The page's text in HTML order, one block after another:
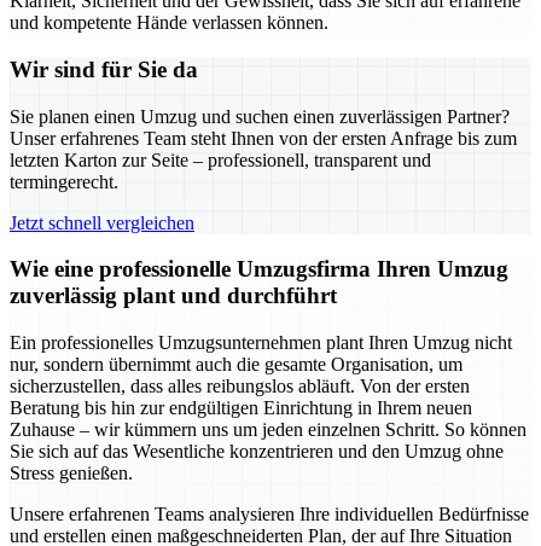
und kompetente Hände verlassen können.
Wir sind für Sie da
Sie planen einen Umzug und suchen einen zuverlässigen Partner?
Unser erfahrenes Team steht Ihnen von der ersten Anfrage bis zum
letzten Karton zur Seite – professionell, transparent und
termingerecht.
Jetzt schnell vergleichen
Wie eine professionelle Umzugsfirma Ihren Umzug
zuverlässig plant und durchführt
Ein professionelles Umzugsunternehmen plant Ihren Umzug nicht
nur, sondern übernimmt auch die gesamte Organisation, um
sicherzustellen, dass alles reibungslos abläuft. Von der ersten
Beratung bis hin zur endgültigen Einrichtung in Ihrem neuen
Zuhause – wir kümmern uns um jeden einzelnen Schritt. So können
Sie sich auf das Wesentliche konzentrieren und den Umzug ohne
Stress genießen.
Unsere erfahrenen Teams analysieren Ihre individuellen Bedürfnisse
und erstellen einen maßgeschneiderten Plan, der auf Ihre Situation